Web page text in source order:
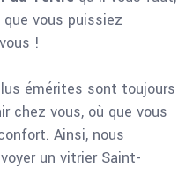
vous puissiez
!
émérites sont toujours
chez vous, où que vous
Ainsi, nous
un vitrier Saint-